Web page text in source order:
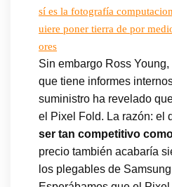
sí es la fotografía
uiere poner tierra de por
ores
Sin embargo Ross
que tiene informes
suministro ha revelado
el Pixel Fold. La razón: el
ser tan competitivo
precio también acabaría
los plegables de